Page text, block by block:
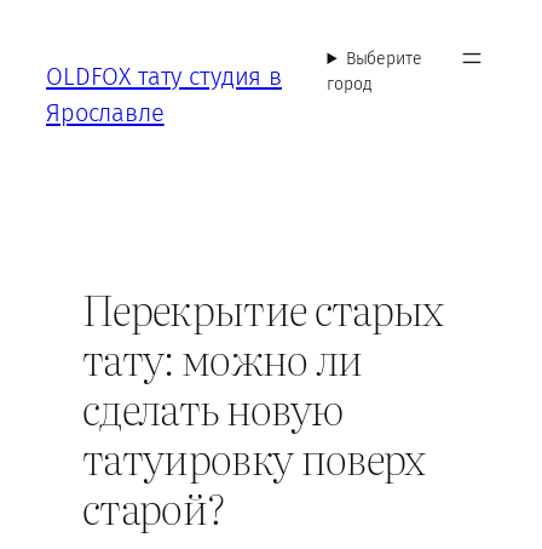
содержимому
OLDFOX тату студия в
Ярославле
Выберите
город
Перекрытие старых
тату: можно ли
сделать новую
татуировку поверх
старой?